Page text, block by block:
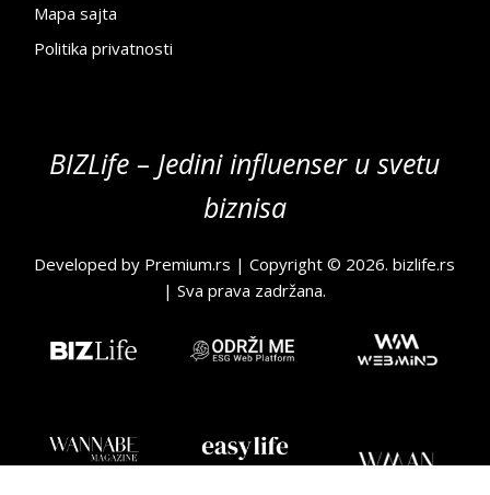
Mapa sajta
Politika privatnosti
BIZLife – Jedini influenser u svetu
biznisa
Developed by Premium.rs | Copyright © 2026.bizlife.rs
| Sva prava zadržana.